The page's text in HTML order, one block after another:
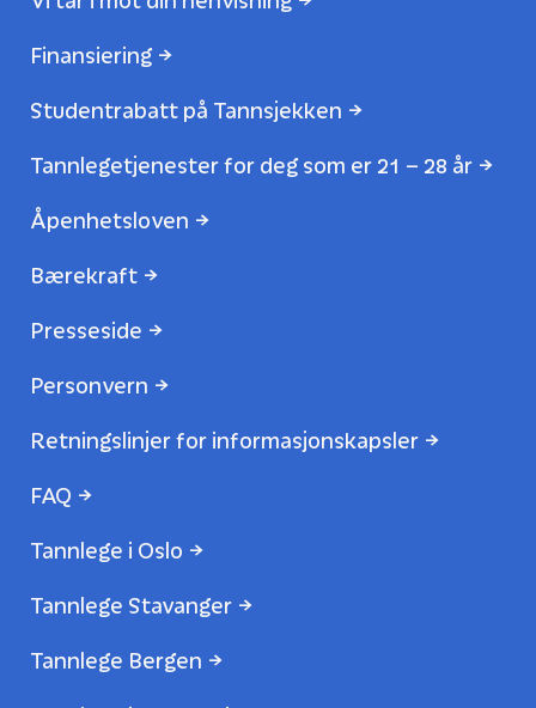
Finansiering
Studentrabatt på Tannsjekken
Tannlegetjenester for deg som er 21 – 28 år
Åpenhetsloven
Bærekraft
Presseside
Personvern
Retningslinjer for informasjonskapsler
FAQ
Tannlege i Oslo
Tannlege Stavanger
Tannlege Bergen